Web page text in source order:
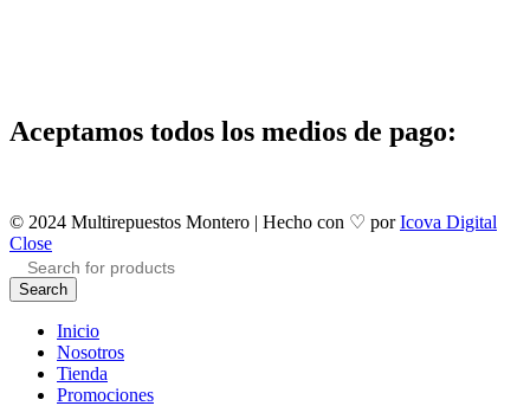
Aceptamos todos los medios de pago:
© 2024 Multirepuestos Montero | Hecho con ♡ porIcova Digital
Close
Search
Inicio
Nosotros
Tienda
Promociones